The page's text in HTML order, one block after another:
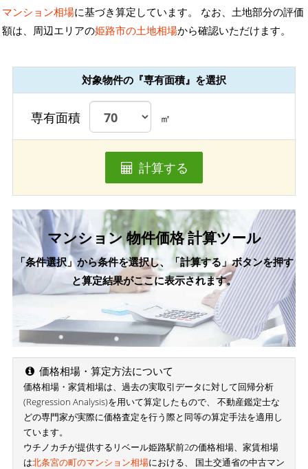
マンション相場に基づき算定しています。 なお、土地部分の評価
額は、周辺エリアの姫路市の土地相場から確認いただけます。
対象物件の『専有面積』を選択
専有面積 ㎡
計算する
マンション 物件価格 計算ツール
「条件選択」から条件を選択し、「計算する」ボタンを押す
と算定結果がここに表示されます。
価格相場・算定方法について
価格相場・家賃相場は、過去の実取引データに対して回帰分析
(Regression Analysis)を用いて算定したもので、 不動産鑑定士な
どの専門家が実際に価格査定を行う際と同等の算定手法を適用し
ています。
ウチノカチが提供するリベール姫路駅前2の価格相場、家賃相場
は北条宮の町のマンション相場における、 国土交通省の中古マン